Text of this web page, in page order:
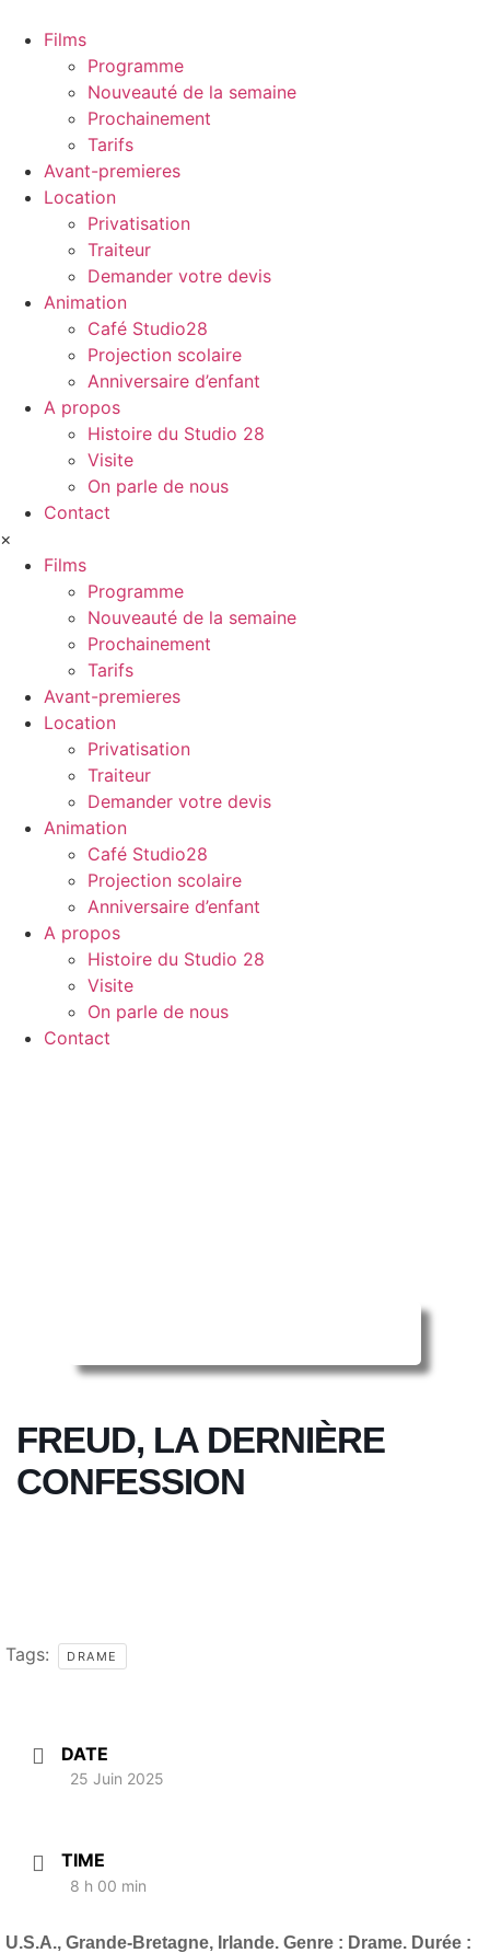
Films
Programme
Nouveauté de la semaine
Prochainement
Tarifs
Avant-premieres
Location
Privatisation
Traiteur
Demander votre devis
Animation
Café Studio28
Projection scolaire
Anniversaire d’enfant
A propos
Histoire du Studio 28
Visite
On parle de nous
Contact
×
Films
Programme
Nouveauté de la semaine
Prochainement
Tarifs
Avant-premieres
Location
Privatisation
Traiteur
Demander votre devis
Animation
Café Studio28
Projection scolaire
Anniversaire d’enfant
A propos
Histoire du Studio 28
Visite
On parle de nous
Contact
FREUD, LA DERNIÈRE
CONFESSION
Tags: DRAME
DATE
25 Juin 2025
TIME
8 h 00 min
U.S.A., Grande-Bretagne, Irlande. Genre : Drame. Durée :